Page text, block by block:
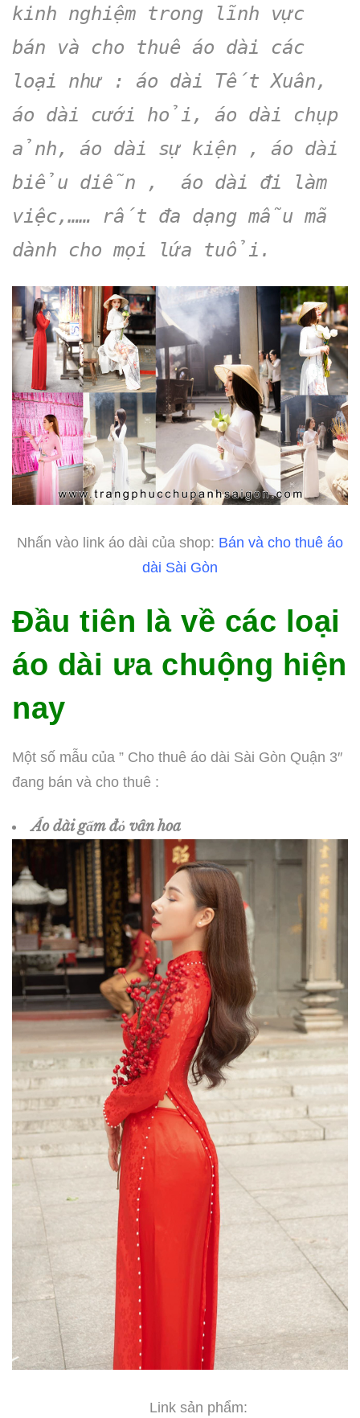
kinh nghiệm trong lĩnh vực
bán và cho thuê áo dài các
loại như : áo dài Tết Xuân,
áo dài cưới hỏi, áo dài chụp
ảnh, áo dài sự kiện , áo dài
biểu diễn , áo dài đi làm
việc,…… rất đa dạng mẫu mã
dành cho mọi lứa tuổi.
Nhấn vào link áo dài của shop: Bán và cho thuê áo
dài Sài Gòn
Đầu tiên là về các loại
áo dài ưa chuộng hiện
nay
Một số mẫu của ” Cho thuê áo dài Sài Gòn Quận 3″
đang bán và cho thuê :
Áo dài gấm đỏ vân hoa
Link sản phẩm: